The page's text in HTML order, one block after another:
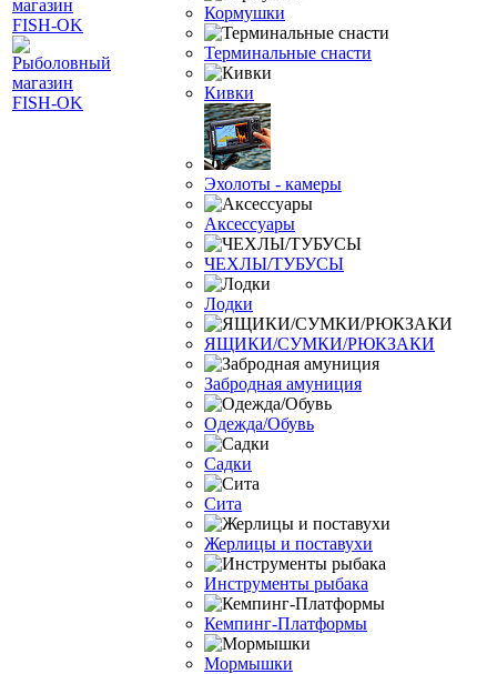
Кормушки
Терминальные снасти
Кивки
Эхолоты - камеры
Аксессуары
ЧЕХЛЫ/ТУБУСЫ
Лодки
ЯЩИКИ/СУМКИ/РЮКЗАКИ
Забродная амуниция
Одежда/Обувь
Садки
Сита
Жерлицы и поставухи
Инструменты рыбака
Кемпинг-Платформы
Мормышки